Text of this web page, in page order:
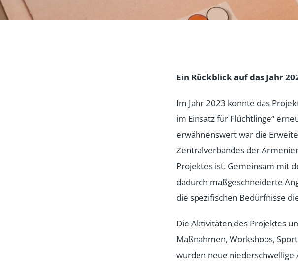
Ein Rückblick auf das Jahr
Im Jahr 2023 konnte das
im Einsatz für Flüchtlinge“
erwähnenswert war die
Zentralverbandes der
Projektes ist. Gemeinsam mit
dadurch maßgeschneiderte
die spezifischen Bedürfnisse
Die Aktivitäten des Projektes
Maßnahmen, Workshops,
wurden neue niederschwellige